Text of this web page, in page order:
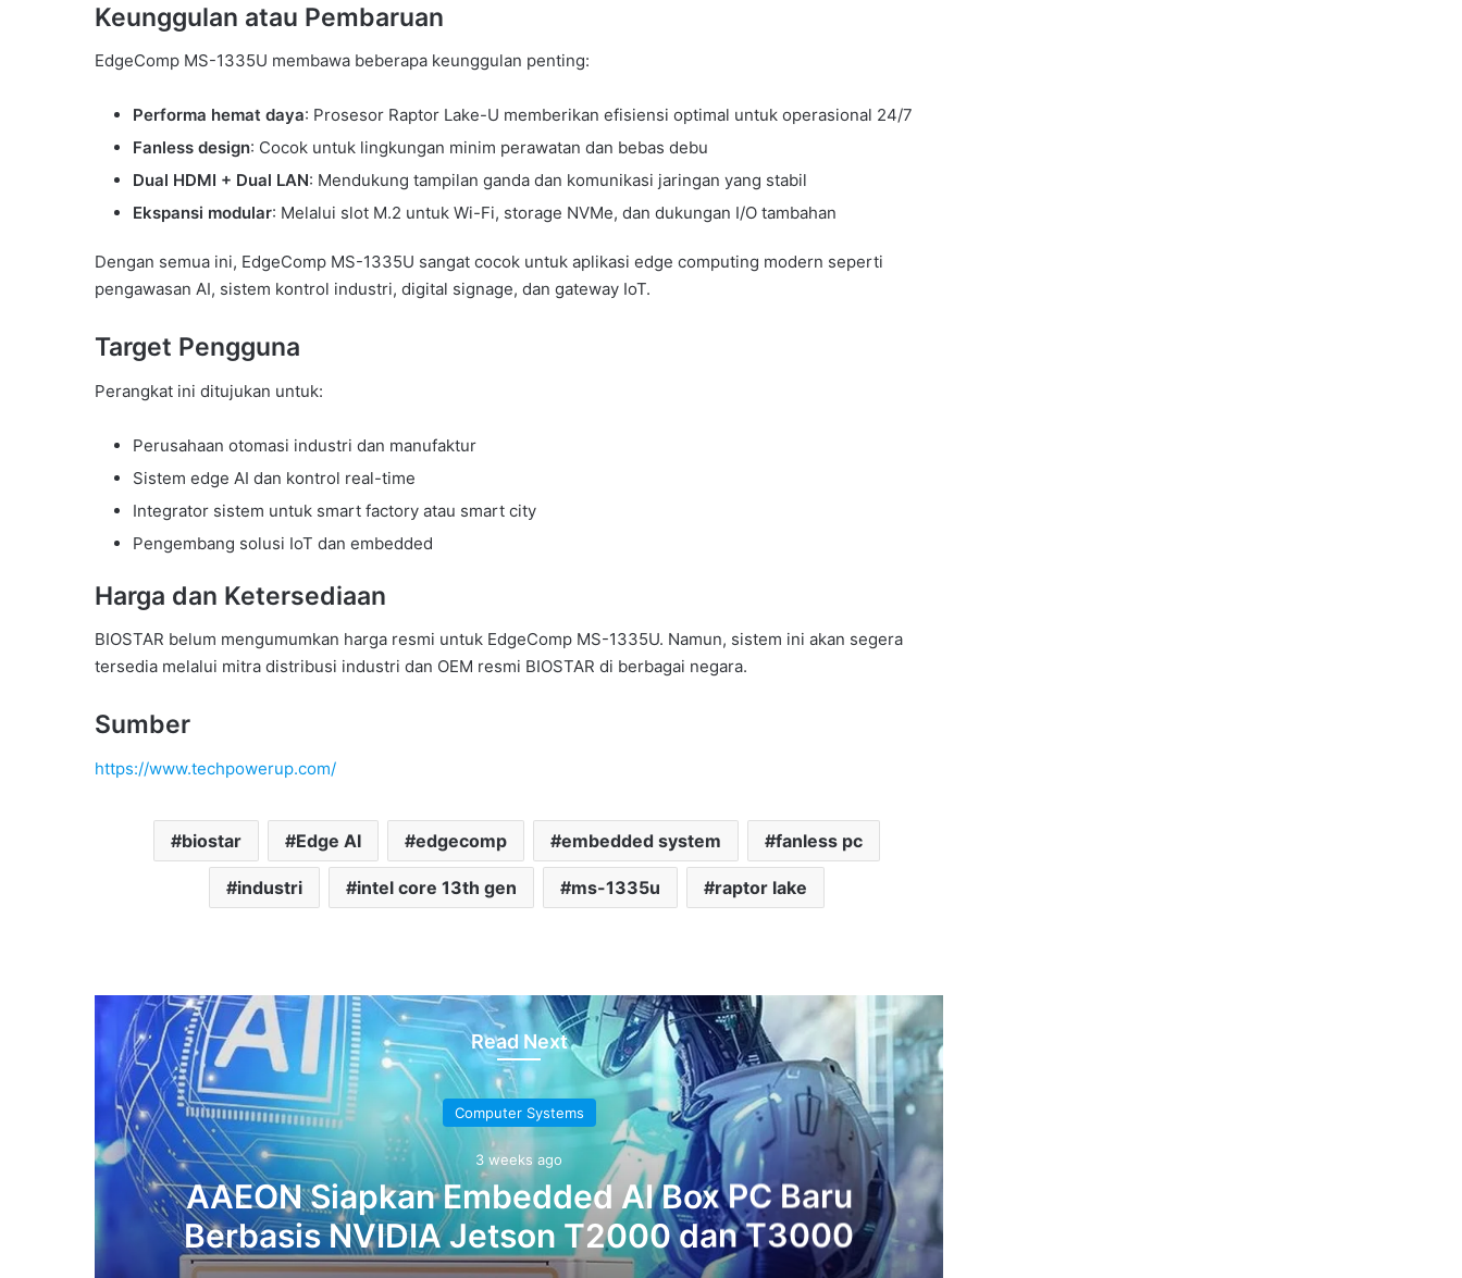
Keunggulan atau Pembaruan
EdgeComp MS-1335U membawa beberapa keunggulan penting:
Performa hemat daya: Prosesor Raptor Lake-U memberikan efisiensi optimal untuk operasional 24/7
Fanless design: Cocok untuk lingkungan minim perawatan dan bebas debu
Dual HDMI + Dual LAN: Mendukung tampilan ganda dan komunikasi jaringan yang stabil
Ekspansi modular: Melalui slot M.2 untuk Wi-Fi, storage NVMe, dan dukungan I/O tambahan
Dengan semua ini, EdgeComp MS-1335U sangat cocok untuk aplikasi edge computing modern seperti
pengawasan AI, sistem kontrol industri, digital signage, dan gateway IoT.
Target Pengguna
Perangkat ini ditujukan untuk:
Perusahaan otomasi industri dan manufaktur
Sistem edge AI dan kontrol real-time
Integrator sistem untuk smart factory atau smart city
Pengembang solusi IoT dan embedded
Harga dan Ketersediaan
BIOSTAR belum mengumumkan harga resmi untuk EdgeComp MS-1335U. Namun, sistem ini akan segera
tersedia melalui mitra distribusi industri dan OEM resmi BIOSTAR di berbagai negara.
Sumber
https://www.techpowerup.com/
biostar Edge AI edgecomp embedded system fanless pc
industri intel core 13th gen ms-1335u raptor lake
Read Next
Computer Systems
3 weeks ago
AAEON Siapkan Embedded AI Box PC Baru
Berbasis NVIDIA Jetson T2000 dan T3000